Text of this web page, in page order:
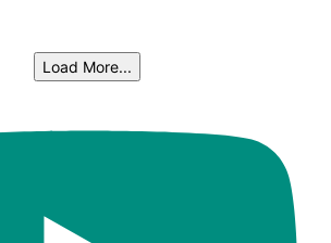
Load More...